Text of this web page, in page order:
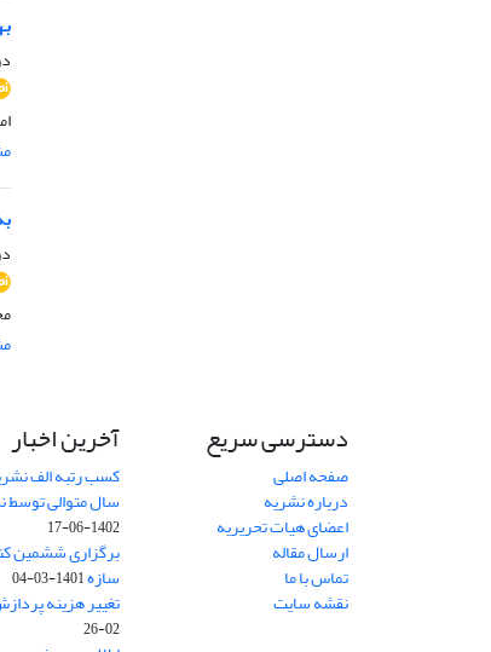
دوره
دوره
دسترسی سریع
صفحه اصلی
درباره نشریه
اعضای هیات تحریریه
ارسال مقاله
تماس با ما
نقشه سایت
آخرین اخبار
کسب رتبه الف
سال متوالی
1402-06-17
برگزاری ششمین
سازه1401-03-04
تغییر هزینه
02-26